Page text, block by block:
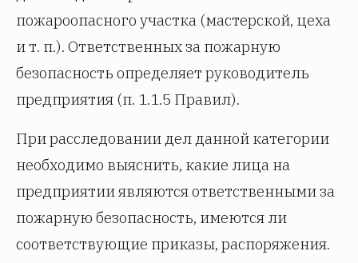
пожароопасного участка (мастерской, цеха
и т. п.). Ответственных за пожарную
безопасность определяет руководитель
предприятия (п. 1.1.5 Правил).
При расследовании дел данной категории
необходимо выяснить, какие лица на
предприятии являются ответственными за
пожарную безопасность, имеются ли
соответствующие приказы, распоряжения.